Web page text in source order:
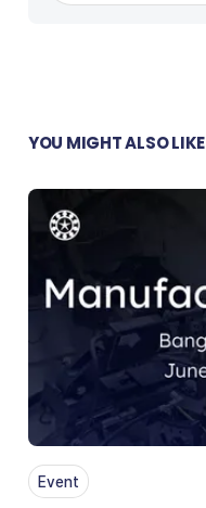
YOU MIGHT ALSO LIKE
Event